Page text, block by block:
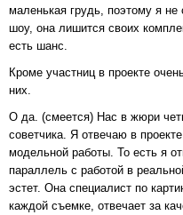
маленькая грудь, поэтому я
шоу, она лишится своих
есть шанс.
Кроме участниц в проекте
них.
О да. (смеется) Нас в жюри
советчика. Я отвечаю в
модельной работы. То есть я
параллель с работой в
эстет. Она специалист по
каждой съемке, отвечает за